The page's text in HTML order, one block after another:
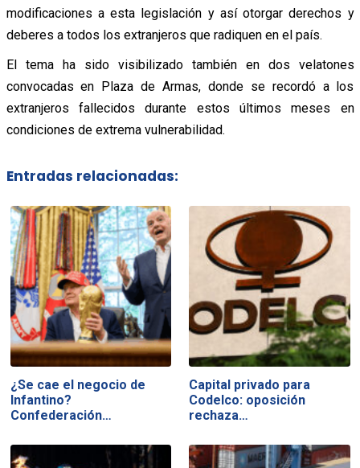
modificaciones a esta legislación y así otorgar derechos y
deberes a todos los extranjeros que radiquen en el país.
El tema ha sido visibilizado también en dos velatones
convocadas en Plaza de Armas, donde se recordó a los
extranjeros fallecidos durante estos últimos meses en
condiciones de extrema vulnerabilidad.
Entradas relacionadas:
¿Se cae el negocio de
Infantino?
Confederación…
Capital privado para
Codelco: oposición
rechaza…